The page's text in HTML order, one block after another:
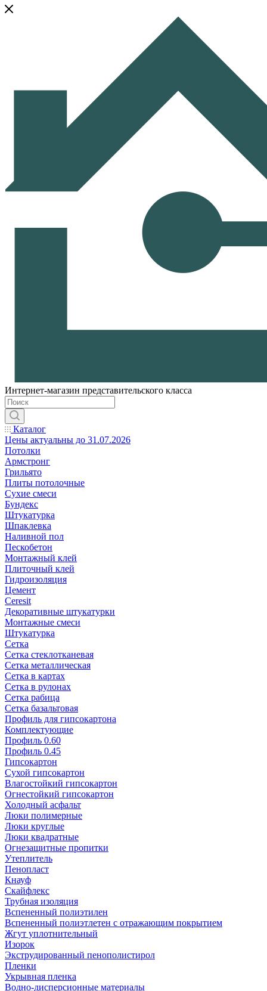
Интернет-магазин представительского класса
Каталог
Цены актуальны до 31.07.2026
Потолки
Армстронг
Грильято
Плиты потолочные
Сухие смеси
Бундекс
Штукатурка
Шпаклевка
Наливной пол
Пескобетон
Монтажный клей
Плиточный клей
Гидроизоляция
Цемент
Ceresit
Декоративные штукатурки
Монтажные смеси
Штукатурка
Сетка
Сетка стеклотканевая
Сетка металлическая
Сетка в картах
Сетка в рулонах
Сетка рабица
Сетка базальтовая
Профиль для гипсокартона
Комплектующие
Профиль 0.60
Профиль 0.45
Гипсокартон
Сухой гипсокартон
Влагостойкий гипсокартон
Огнестойкий гипсокартон
Холодный асфальт
Люки полимерные
Люки круглые
Люки квадратные
Огнезащитные пропитки
Утеплитель
Пенопласт
Кнауф
Скайфлекс
Трубная изоляция
Вспененный полиэтилен
Вспененный полиэтлетен с отражающим покрытием
Жгут уплотнительный
Изорок
Экструдированный пенополистирол
Пленки
Укрывная пленка
Водно-дисперсионные материалы